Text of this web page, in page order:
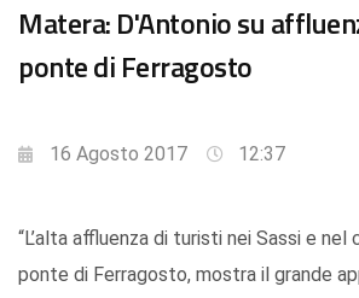
Matera: D'Antonio su
ponte di Ferragosto
16 Agosto 2017 12:37
“L’alta affluenza di turisti nei Sassi e nel
ponte di Ferragosto, mostra il grande